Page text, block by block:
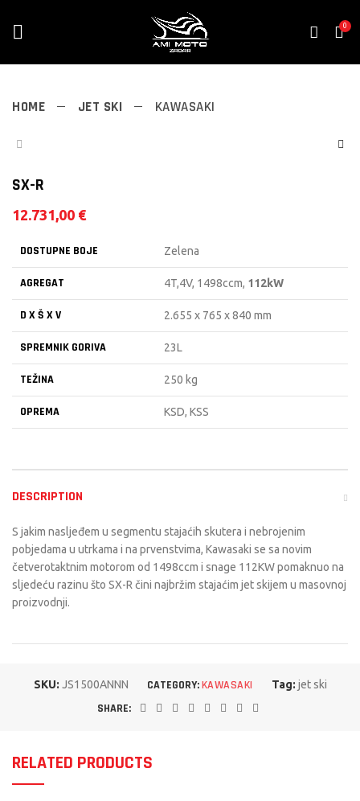
0
HOME JET SKI KAWASAKI
SX-R
12.731,00 €
DOSTUPNE BOJE Zelena
AGREGAT 4T,4V, 1498ccm, 112kW
D X Š X V 2.655 x 765 x 840 mm
SPREMNIK GORIVA 23L
TEŽINA 250 kg
OPREMA KSD, KSS
DESCRIPTION
S jakim nasljeđem u segmentu stajaćih skutera i nebrojenim
pobjedama u utrkama i na prvenstvima, Kawasaki se sa novim
četverotaktnim motorom od 1498ccm i snage 112KW pomaknuo na
sljedeću razinu što SX-R čini najbržim stajaćim jet skijem u masovnoj
proizvodnji.
SKU: JS1500ANNN CATEGORY:KAWASAKI Tag: jet ski
SHARE:
RELATED PRODUCTS